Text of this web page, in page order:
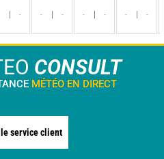
- - - - - - -
CONSULT
MÉTÉO EN DIRECT
service client